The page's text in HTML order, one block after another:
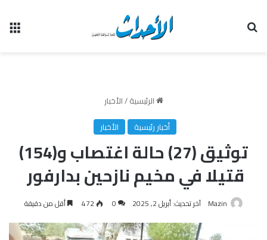
الرئيسية/الأخبار
أخبار رئيسية
الأخبار
توثيق (27) حالة اغتصاب و(154)
قتيلا في مخيم نازحين بدارفور
Mazin آخر تحديث: أبريل 2, 2025 0
472 أقل من دقيقة